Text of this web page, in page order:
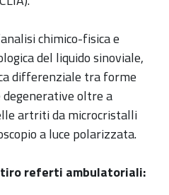
chimico-fisica e
del liquido sinoviale,
differenziale tra forme
oltre a
artriti da microcristalli
a luce polarizzata.
referti ambulatoriali: